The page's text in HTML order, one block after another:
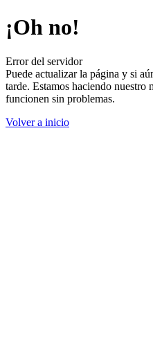
¡Oh no!
Error del servidor
Puede actualizar la página y si
tarde. Estamos haciendo nuestro
funcionen sin problemas.
Volver a inicio